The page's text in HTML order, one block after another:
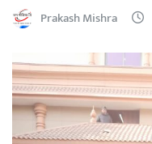
Prakash Mishra